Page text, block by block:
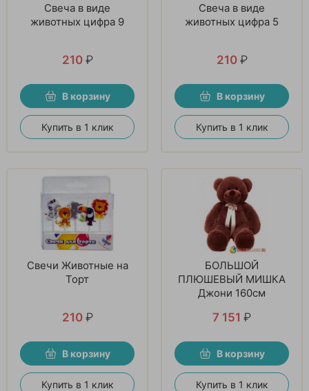
Свеча в виде
животных цифра 9
210 ₽
В корзину
Купить в 1 клик
Свеча в виде
животных цифра 5
210 ₽
В корзину
Купить в 1 клик
Свечи Животные на
Торт
210 ₽
В корзину
Купить в 1 клик
БОЛЬШОЙ
ПЛЮШЕВЫЙ МИШКА
Джони 160см
7 151 ₽
В корзину
Купить в 1 клик